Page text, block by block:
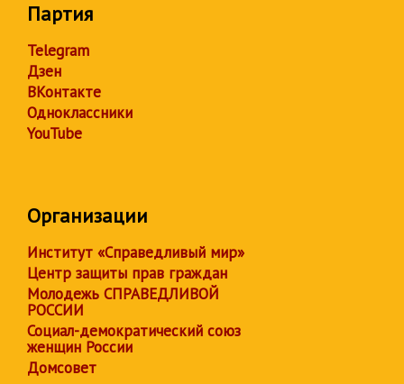
Партия
Telegram
Дзен
ВКонтакте
Одноклассники
YouTube
Организации
Институт «Справедливый мир»
Центр защиты прав граждан
Молодежь СПРАВЕДЛИВОЙ
РОССИИ
Социал-демократический союз
женщин России
Домсовет